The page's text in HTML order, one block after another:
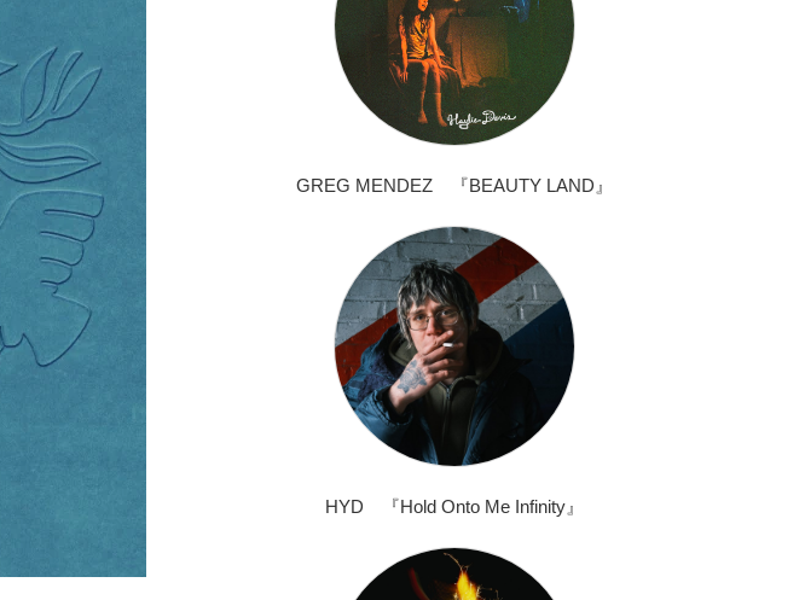
GREG MENDEZ 『BEAUTY LAND』
HYD 『Hold Onto Me Infinity』